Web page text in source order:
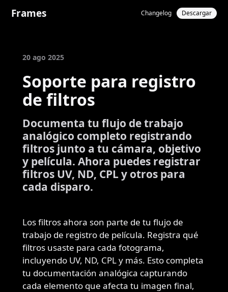
Frames Changelog Descargar
20 ago 2025
Soporte para registro
de filtros
Documenta tu flujo de trabajo
analógico completo registrando
filtros junto a tu cámara, objetivo
y película. Ahora puedes registrar
filtros UV, ND, CPL y otros para
cada disparo.
Los filtros ahora son parte de tu flujo de
trabajo de registro de película. Registra qué
filtros usaste para cada fotograma,
incluyendo UV, ND, CPL y más. Esto completa
tu documentación analógica capturando
cada elemento que afecta tu imagen final,